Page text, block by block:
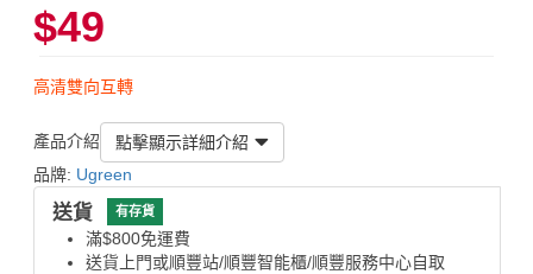
$49
高清雙向互轉
產品介紹
點擊顯示詳細介紹
品牌: Ugreen
送貨 有存貨
滿$800免運費
送貨上門或順豐站/順豐智能櫃/順豐服務中心自取